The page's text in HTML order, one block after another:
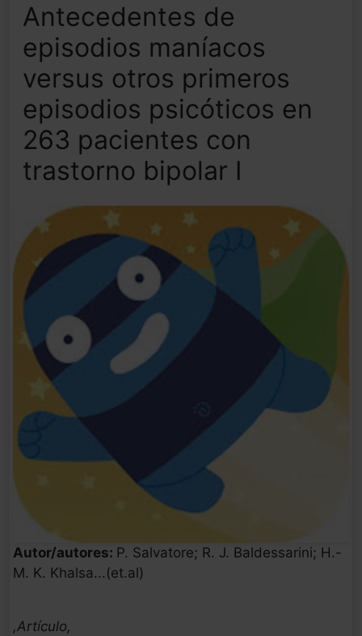
Antecedentes de
episodios maníacos
versus otros primeros
episodios psicóticos en
263 pacientes con
trastorno bipolar I
Autor/autores: P. Salvatore; R. J. Baldessarini; H.-
M. K. Khalsa...(et.al)
,Artículo,